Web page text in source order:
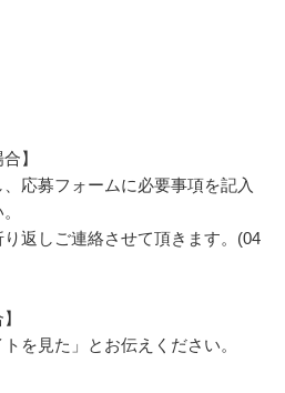
】
応募フォームに必要事項を記入
返しご連絡させて頂きます。(04
を見た」とお伝えください。